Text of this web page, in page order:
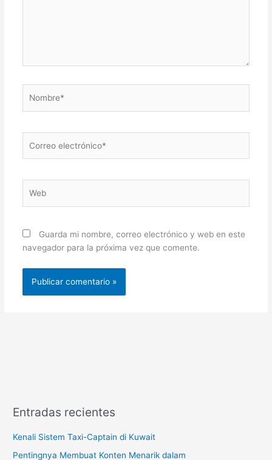
electrónico*
Guarda mi nombre, correo electrónico y web en este
navegador para la próxima vez que comente.
Entradas recientes
Kenali Sistem Taxi-Captain di Kuwait
Pentingnya Membuat Konten Menarik dalam